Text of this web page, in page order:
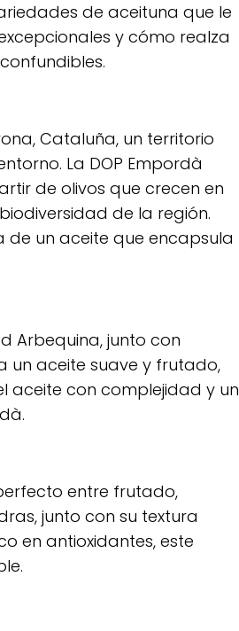
de aceituna que le
y cómo realza
Cataluña, un territorio
La DOP Empordà
de olivos que crecen en
de la región.
de un aceite que encapsula
Arbequina, junto con
un aceite suave y frutado,
aceite con complejidad y un
entre frutado,
junto con su textura
en antioxidantes, este